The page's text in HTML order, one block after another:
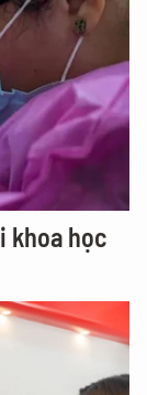
khoa học